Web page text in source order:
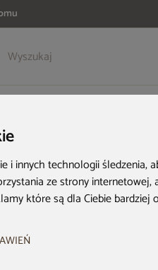
i innych technologii śledzenia,
ze strony internetowej,
które są dla Ciebie bardziej